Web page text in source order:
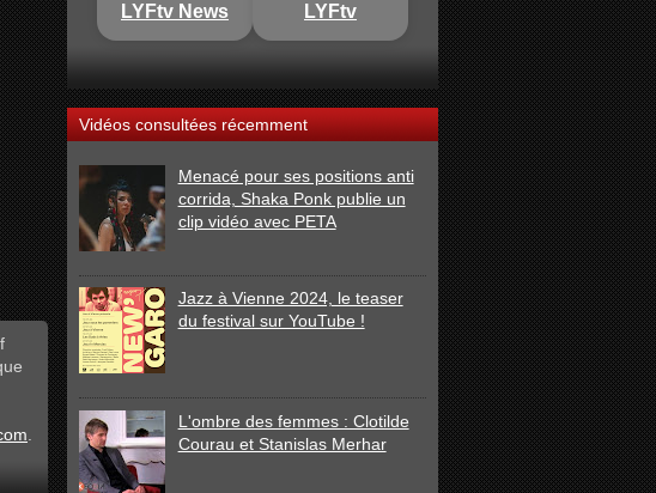
LYFtv News
LYFtv
Vidéos consultées récemment
Menacé pour ses positions anti
corrida, Shaka Ponk publie un
clip vidéo avec PETA
Jazz à Vienne 2024, le teaser
du festival sur YouTube !
L'ombre des femmes : Clotilde
Courau et Stanislas Merhar